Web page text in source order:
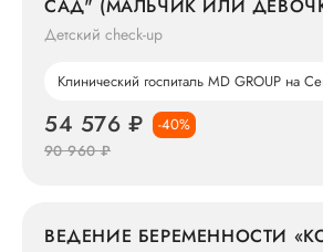
САД" (МАЛЬЧИК ИЛИ
Детский check-up
Клинический госпиталь MD GROUP на
54 576 ₽
-40%
90 960 ₽
ВЕДЕНИЕ БЕРЕМЕННОСТИ